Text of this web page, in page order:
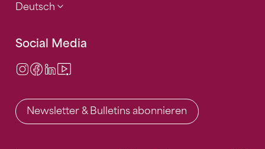
Deutsch
Social Media
Instagram
Facebook
LinkedIn
Newsletter & Bulletins abonnieren